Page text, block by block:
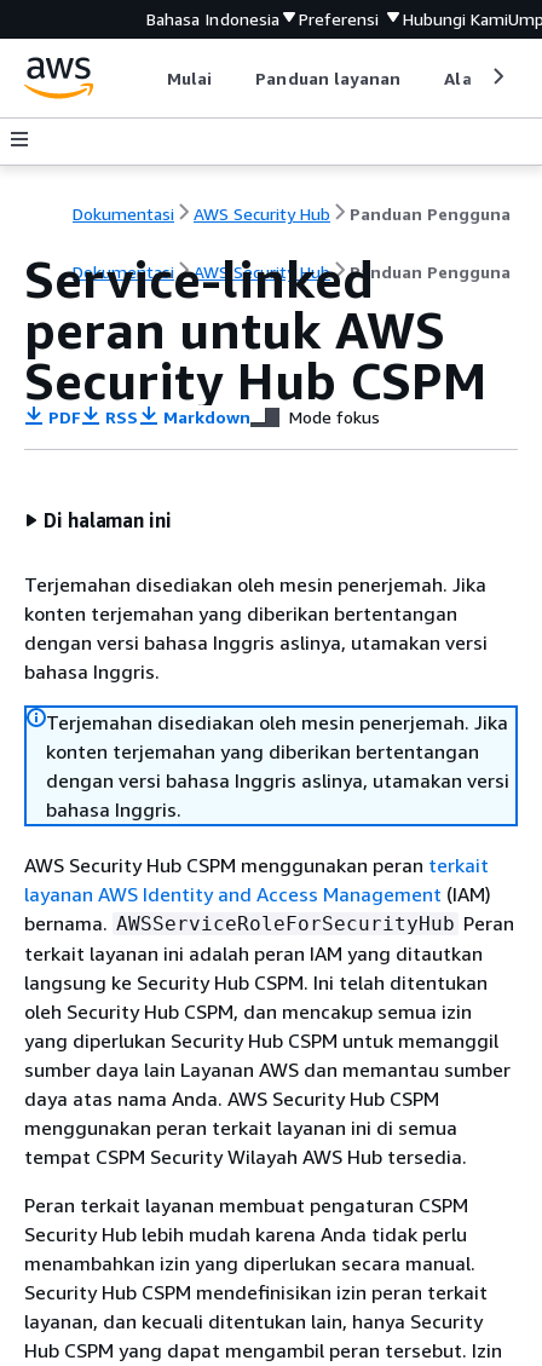
Bahasa Indonesia Preferensi Hubungi Kami
Mulai Panduan layanan Alat
Dokumentasi AWS Security Hub Panduan Pengguna
Dokumentasi AWS Security Hub Panduan Pengguna
Service-linked
peran untuk AWS
Security Hub CSPM
PDF RSS Markdown Mode fokus
Di halaman ini
Terjemahan disediakan oleh mesin penerjemah. Jika
konten terjemahan yang diberikan bertentangan
dengan versi bahasa Inggris aslinya, utamakan versi
bahasa Inggris.
Terjemahan disediakan oleh mesin penerjemah. Jika
konten terjemahan yang diberikan bertentangan
dengan versi bahasa Inggris aslinya, utamakan versi
bahasa Inggris.
AWS Security Hub CSPM menggunakan peran terkait
layanan AWS Identity and Access Management (IAM)
bernama. AWSServiceRoleForSecurityHub Peran
terkait layanan ini adalah peran IAM yang ditautkan
langsung ke Security Hub CSPM. Ini telah ditentukan
oleh Security Hub CSPM, dan mencakup semua izin
yang diperlukan Security Hub CSPM untuk memanggil
sumber daya lain Layanan AWS dan memantau sumber
daya atas nama Anda. AWS Security Hub CSPM
menggunakan peran terkait layanan ini di semua
tempat CSPM Security Wilayah AWS Hub tersedia.
Peran terkait layanan membuat pengaturan CSPM
Security Hub lebih mudah karena Anda tidak perlu
menambahkan izin yang diperlukan secara manual.
Security Hub CSPM mendefinisikan izin peran terkait
layanan, dan kecuali ditentukan lain, hanya Security
Hub CSPM yang dapat mengambil peran tersebut. Izin